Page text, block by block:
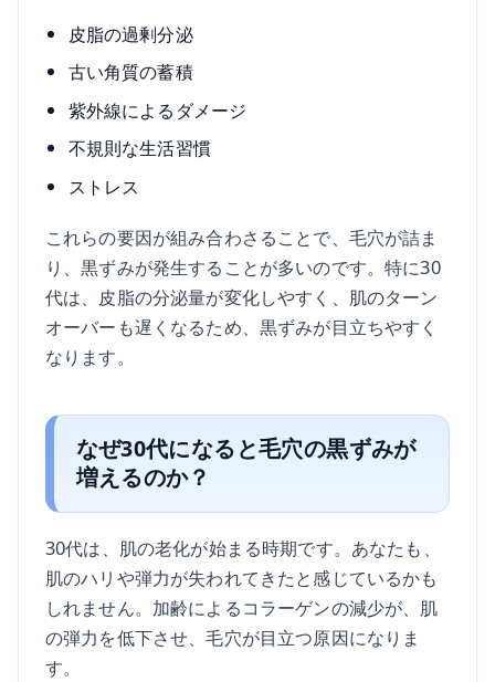
皮脂の過剰分泌
古い角質の蓄積
紫外線によるダメージ
不規則な生活習慣
ストレス
これらの要因が組み合わさることで、毛穴が詰ま
り、黒ずみが発生することが多いのです。特に30
代は、皮脂の分泌量が変化しやすく、肌のターン
オーバーも遅くなるため、黒ずみが目立ちやすく
なります。
なぜ30代になると毛穴の黒ずみが
増えるのか？
30代は、肌の老化が始まる時期です。あなたも、
肌のハリや弾力が失われてきたと感じているかも
しれません。加齢によるコラーゲンの減少が、肌
の弾力を低下させ、毛穴が目立つ原因になりま
す。